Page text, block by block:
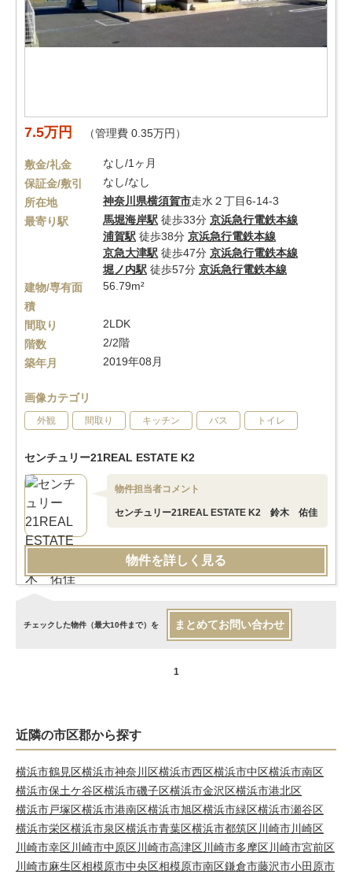
7.5万円 （管理費 0.35万円）
敷金/礼金
なし/1ヶ月
保証金/敷引
なし/なし
所在地
神奈川県横須賀市走水２丁目6-14-3
最寄り駅
馬堀海岸駅 徒歩33分 京浜急行電鉄本線
浦賀駅 徒歩38分 京浜急行電鉄本線
京急大津駅 徒歩47分 京浜急行電鉄本線
堀ノ内駅 徒歩57分 京浜急行電鉄本線
建物/専有面
積
56.79m²
間取り
2LDK
階数
2/2階
築年月
2019年08月
画像カテゴリ
外観 間取り キッチン バス トイレ
センチュリー21REAL ESTATE K2
物件担当者コメント
センチュリー21REAL ESTATE K2 鈴木 佑佳
物件を詳しく見る
チェックした物件（最大10件まで）を まとめてお問い合わせ
1
近隣の市区郡から探す
横浜市鶴見区横浜市神奈川区横浜市西区横浜市中区横浜市南区
横浜市保土ケ谷区横浜市磯子区横浜市金沢区横浜市港北区
横浜市戸塚区横浜市港南区横浜市旭区横浜市緑区横浜市瀬谷区
横浜市栄区横浜市泉区横浜市青葉区横浜市都筑区川崎市川崎区
川崎市幸区川崎市中原区川崎市高津区川崎市多摩区川崎市宮前区
川崎市麻生区相模原市中央区相模原市南区鎌倉市藤沢市小田原市